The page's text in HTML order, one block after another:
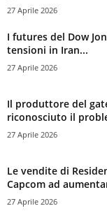
27 Aprile 2026
I futures del Dow
tensioni in Iran...
27 Aprile 2026
Il produttore del
riconosciuto il
27 Aprile 2026
Le vendite di
Capcom ad
27 Aprile 2026